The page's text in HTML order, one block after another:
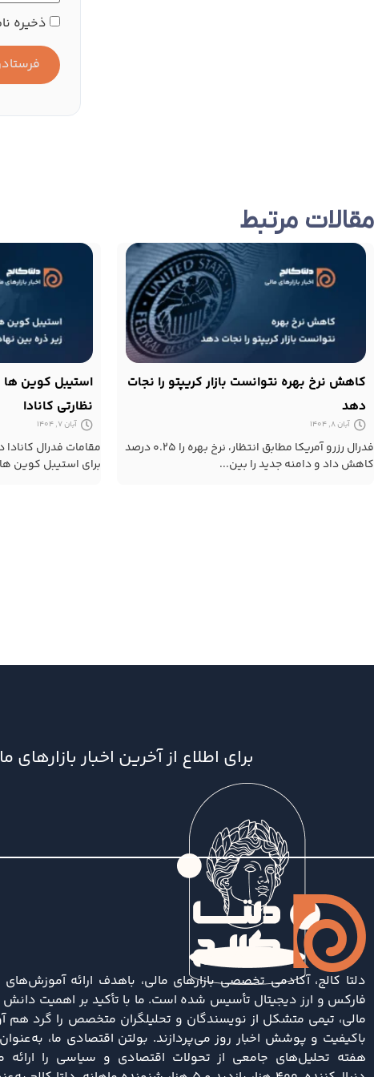
ذخیره
مقالات مرتبط
کاهش نرخ بهره نتوانست بازار کریپتو را نجات
دهد
آبان 8, 1404
فدرال رزرو آمریکا مطابق انتظار، نرخ بهره را ۰.۲۵ درصد
کاهش داد و دامنه جدید را بین...
استیبل کوین ها
نظارتی کانادا
آبان 7, 1404
مقامات فدرال
برای استیبل کوین
برای اطلاع از آخرین اخبار
دلتا کالج، آکادمی تخصصی بازارهای مالی، باهدف ارائه
فارکس و ارز دیجیتال تأسیس شده است. ما با تأکید بر اهمیت دانش
مالی، تیمی متشکل از نویسندگان و تحلیلگران متخصص را گرد هم
باکیفیت و پوشش اخبار روز می‌پردازند. بولتن اقتصادی ما،